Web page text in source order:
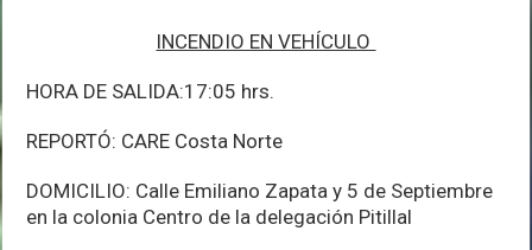
INCENDIO EN VEHÍCULO
HORA DE SALIDA:17:05 hrs.
REPORTÓ: CARE Costa Norte
DOMICILIO: Calle Emiliano Zapata y 5 de Septiembre
en la colonia Centro de la delegación Pitillal